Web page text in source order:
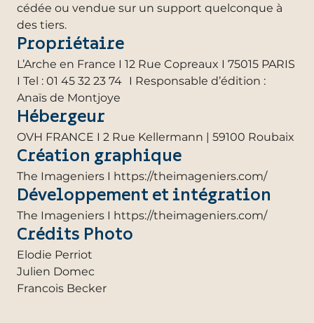
cédée ou vendue sur un support quelconque à
des tiers.
Propriétaire
L’Arche en France I 12 Rue Copreaux I 75015 PARIS
I Tel : 01 45 32 23 74 I Responsable d’édition :
Anaïs de Montjoye
Hébergeur
OVH FRANCE I 2 Rue Kellermann | 59100 Roubaix
Création graphique
The Imageniers I https://theimageniers.com/
Développement et intégration
The Imageniers I https://theimageniers.com/
Crédits Photo
Elodie Perriot
Julien Domec
Francois Becker